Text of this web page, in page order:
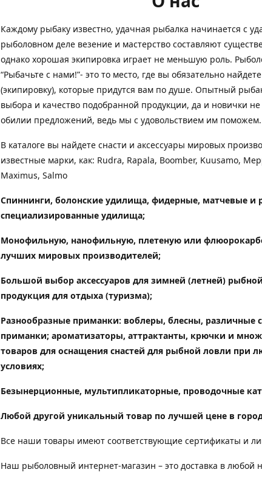
Каждому рыбаку известно, удачная рыбалка начинается с
рыболовном деле везение и мастерство составляют
однако хорошая экипировка играет не меньшую роль.
“Рыбачьте с нами!”- это то место, где вы обязательно
(экипировку), которые придутся вам по душе. Опытный
выбора и качество подобранной продукции, да и новички
обилии предложений, ведь мы с удовольствием им поможем.
В каталоге вы найдете снасти и аксессуары мировых
известные марки, как: Rudra, Rapala, Boomber, Kuusamo,
Maximus, Salmo
Спиннинги, болонские удилища, фидерные, матчевые и
специализированные удилища;
Монофильную, нанофильную, плетеную или
лучших мировых производителей;
Большой выбор аксессуаров для зимней (летней)
продукция для отдыха (туризма);
Разнообразные приманки: воблеры, блесны, различные
приманки; ароматизаторы, аттрактанты, крючки и
товаров для оснащения снастей для рыбной ловли при
условиях;
Безынерционные, мультипликаторные, проводочные
Любой другой уникальный товар по лучшей цене в
Все наши товары имеют соответствующие сертификаты и
Наш рыболовный интернет-магазин – это доставка в любой